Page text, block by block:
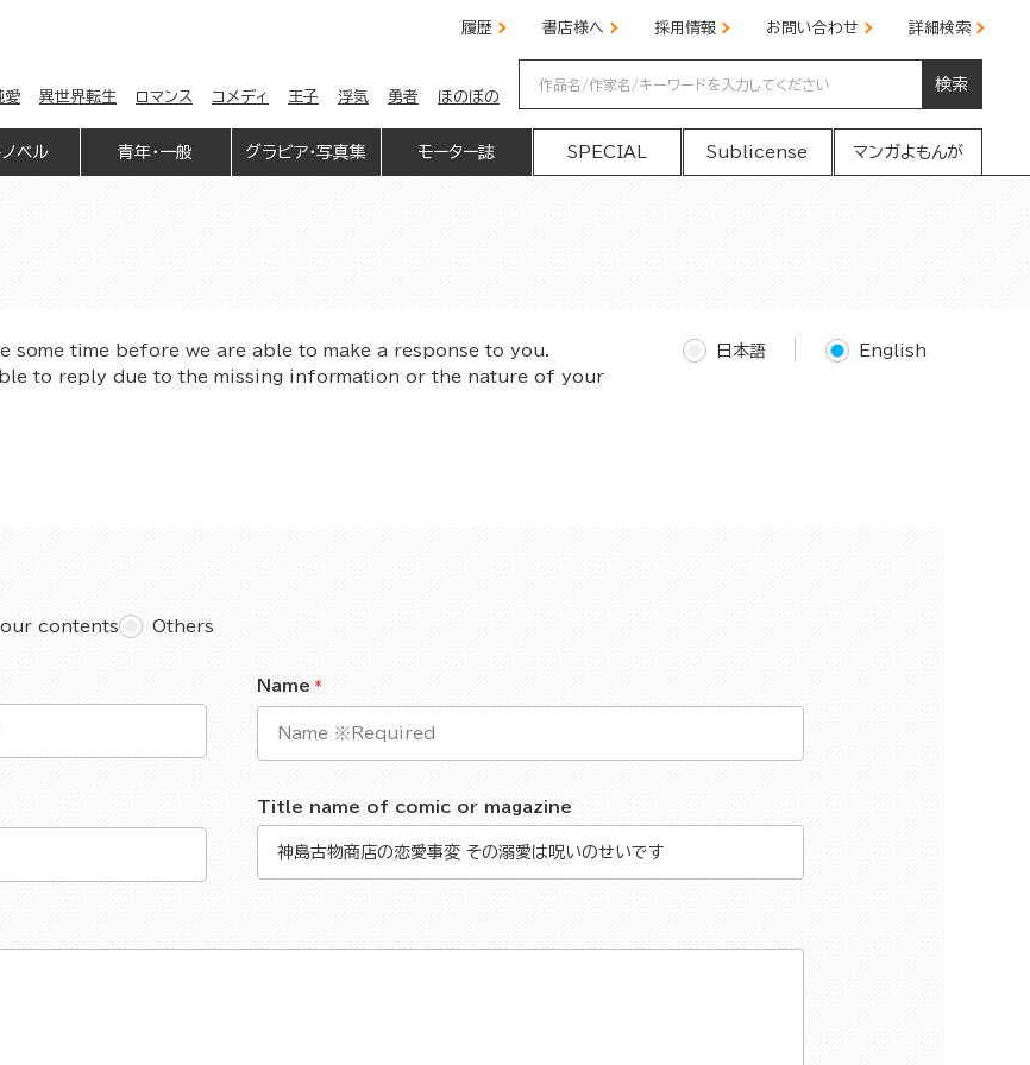
履歴 書店様へ 採用情報 お問い合わせ 詳細検索
愛 異世界転生 ロマンス コメディ 王子 浮気 勇者 ほのぼの
検索
ノベル 青年・一般 グラビア・写真集 モーター誌 SPECIAL Sublicense マンガよもんが
time before we are able to make a response to you.
to reply due to the missing information or the nature of your
日本語 English
contents Others
Name
Title name of comic or magazine